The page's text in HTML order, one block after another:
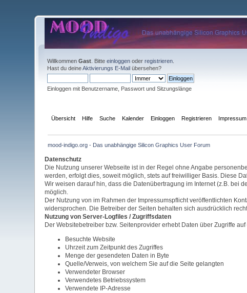
WillkommenGast . Bitteeinloggen oderregistrieren
Hast du deineAktivierungs E-Mail übersehen?
Einloggen mit Benutzername, Passwort und Sitzungslänge
Übersicht Hilfe Suche Kalender Einloggen Registrieren Impressum
mood-indigo.org - Das unabhängige Silicon Graphics User Forum
Datenschutz
Die Nutzung unserer Webseite ist in der Regel ohne Angabe
werden, erfolgt dies, soweit möglich, stets auf freiwilliger Basis. Diese
Wir weisen darauf hin, dass die Datenübertragung im Internet (z.B. bei
möglich.
Der Nutzung von im Rahmen der Impressumspflicht veröffentlichten
widersprochen. Die Betreiber der Seiten behalten sich ausdrücklich
Nutzung von Server-Logfiles /Zugriffsdaten
Der Websitebetreiber bzw. Seitenprovider erhebt Daten über Zugriffe
Besuchte Website
Uhrzeit zum Zeitpunkt des Zugriffes
Menge der gesendeten Daten in Byte
Quelle/Verweis, von welchem Sie auf die Seite gelangten
Verwendeter Browser
Verwendetes Betriebssystem
Verwendete IP-Adresse